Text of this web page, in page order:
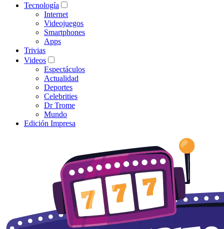
Tecnología
Internet
Videojuegos
Smartphones
Apps
Trivias
Videos
Espectáculos
Actualidad
Deportes
Celebrities
Dr Trome
Mundo
Edición Impresa